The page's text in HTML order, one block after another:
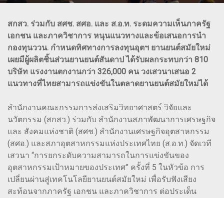
สกสว. ร่วมกับ สศช. สศอ. และ ส.อ.ท. ระดมความเห็นภาครัฐ
เอกชน และภาควิชาการ หนุนแนวทางและข้อเสนอการนำ
กองทุนววน. กำหนดทิศทางการลงทุนอุตฯ ยานยนต์สมัยใหม่
เผยมีผู้ผลิตชิ้นส่วนยานยนต์สันดาป ได้รับผลกระทบกว่า 810
บริษัท แรงงานตกงานกว่า 326,000 คน วงเสวนาเสนอ 2
แนวทางที่ไทยสามารถแข่งขันในตลาดยานยนต์สมัยใหม่ได้
สำนักงานคณะกรรมการส่งเสริมวิทยาศาสตร์ วิจัยและ
นวัตกรรม (สกสว.) ร่วมกับ สำนักงานสภาพัฒนาการเศรษฐกิจ
และ สังคมแห่งชาติ (สศช.) สำนักงานเศรษฐกิจอุตสาหกรรม
(สศอ.) และสภาอุตสาหกรรมแห่งประเทศไทย (ส.อ.ท.) จัดเวที
เสวนา “การยกระดับความสามารถในการแข่งขันของ
อุตสาหกรรมเป้าหมายของประเทศ” ครั้งที่ 5 ในหัวข้อ การ
เปลี่ยนผ่านสู่เทคโนโลยียานยนต์สมัยใหม่ เพื่อรับฟังเสียง
สะท้อนจากภาครัฐ เอกชน และภาควิชาการ ต่อประเด็น